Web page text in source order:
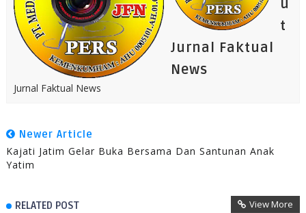
u
t
Jurnal Faktual
News
Jurnal Faktual News
Newer Article
Kajati Jatim Gelar Buka Bersama Dan Santunan Anak
Yatim
RELATED POST View More